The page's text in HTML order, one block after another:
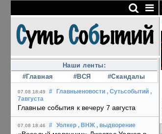
Наши ленты:
#Главная
#ВСЯ #Скандалы
07.08 18:49 # Главныеновости , Сутьсобытий ,
7августа
Главные события к вечеру 7 августа
07.08 18:46 # Уолкер , ВНЖ , выдворение